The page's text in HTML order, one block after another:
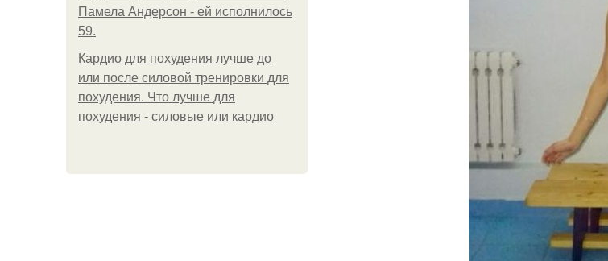
Памела Андерсон - ей исполнилось
59.
Кардио для похудения лучше до
или после силовой тренировки для
похудения. Что лучше для
похудения - силовые или кардио